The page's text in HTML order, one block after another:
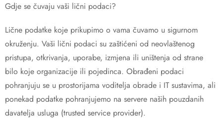
Gdje se čuvaju vaši lični podaci?
Lične podatke koje prikupimo o vama čuvamo u sigurnom
okruženju. Vaši lični podaci su zaštićeni od neovlaštenog
pristupa, otkrivanja, uporabe, izmjena ili uništenja od strane
bilo koje organizacije ili pojedinca. Obrađeni podaci
pohranjuju se u prostorijama voditelja obrade i IT sustavima, ali
ponekad podatke pohranjujemo na servere naših pouzdanih
davatelja usluga (trusted service provider).